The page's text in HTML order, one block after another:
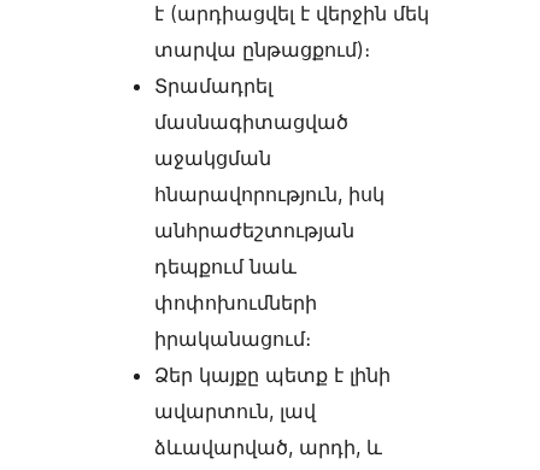
է (արդիացվել է վերջին մեկ
տարվա ընթացքում)։
Տրամադրել
մասնագիտացված
աջակցման
հնարավորություն, իսկ
անհրաժեշտության
դեպքում նաև
փոփոխումների
իրականացում։
Ձեր կայքը պետք է լինի
ավարտուն, լավ
ձևավարված, արդի, և